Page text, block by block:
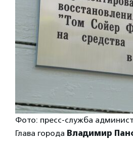
Фото: пресс-служба
Глава города Владимир